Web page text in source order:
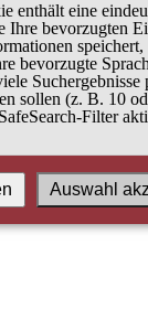
enthält eine
Ihre bevorzugten
speichert,
bevorzugte
Suchergebnisse
sollen (z. B. 10
Filter
Auswahl